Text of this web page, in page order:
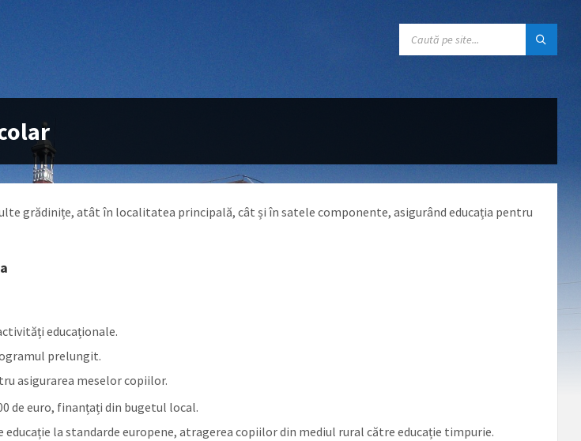
grădinițe, atât în localitatea principală, cât și în satele componente, asigurând educația pentru
educaționale.
prelungit.
asigurarea meselor copiilor.
de euro, finanțați din bugetul local.
educație la standarde europene, atragerea copiilor din mediul rural către educație timpurie.